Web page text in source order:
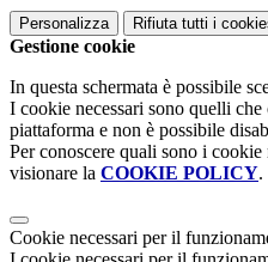
Personalizza Rifiuta tutti i
Gestione cookie
In questa schermata è possibile
I cookie necessari sono quelli
piattaforma e non è possibile
Per conoscere quali sono i
visionare la COOKIE POLICY.
Cookie necessari per il